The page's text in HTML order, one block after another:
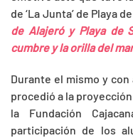
de ‘La Junta’ de Playa
de Alajeró y Playa de
cumbre y la orilla del
Durante el mismo y
procedió a la
la Fundación
participación de los